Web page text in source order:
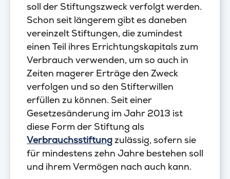
soll der Stiftungszweck verfolgt werden.
Schon seit längerem gibt es daneben
vereinzelt Stiftungen, die zumindest
einen Teil ihres Errichtungskapitals zum
Verbrauch verwenden, um so auch in
Zeiten magerer Erträge den Zweck
verfolgen und so den Stifterwillen
erfüllen zu können. Seit einer
Gesetzesänderung im Jahr 2013 ist
diese Form der Stiftung als
Verbrauchsstiftungzulässig, sofern sie
für mindestens zehn Jahre bestehen soll
und ihrem Vermögen nach auch kann.